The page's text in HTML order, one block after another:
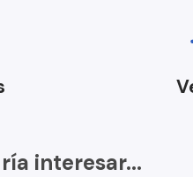
interesar...